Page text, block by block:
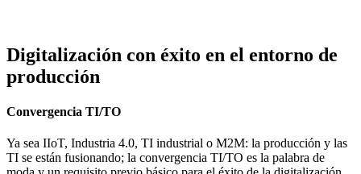
Digitalización con éxito en el entorno de
producción
Convergencia TI/TO
Ya sea IIoT, Industria 4.0, TI industrial o M2M: la producción y las
TI se están fusionando; la convergencia TI/TO es la palabra de